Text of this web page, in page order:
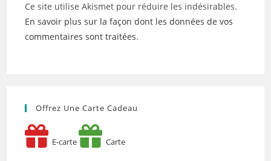
Ce site utilise Akismet pour réduire les indésirables.
En savoir plus sur la façon dont les données de vos
commentaires sont traitées.
Offrez Une Carte Cadeau
E-carte Carte